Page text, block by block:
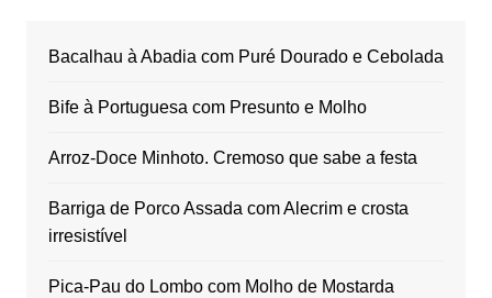
Bacalhau à Abadia com Puré Dourado e Cebolada
Bife à Portuguesa com Presunto e Molho
Arroz-Doce Minhoto. Cremoso que sabe a festa
Barriga de Porco Assada com Alecrim e crosta
irresistível
Pica-Pau do Lombo com Molho de Mostarda